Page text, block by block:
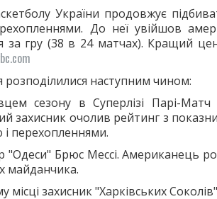
України продовжує
До неї увійшов
за гру (38 в 24 матчах). Кращий
розподілилися наступним чином:
сезону в Суперлізі Парі-Матч
захисник очолив рейтинг з
і перехопленнями.
"Одеси" Брюс Мессі. Американець
майданчика.
місці захисник "Харківських